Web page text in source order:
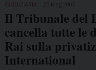
GIUDIZIARIA
Il Tribunale del
cancella tutte le
Rai sulla
International